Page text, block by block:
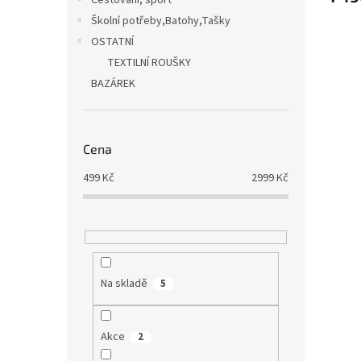
Školní potřeby,Batohy,Tašky
OSTATNÍ
TEXTILNÍ ROUŠKY
BAZÁREK
Cena
499Kč 2999Kč
Na skladě 5
Akce 2